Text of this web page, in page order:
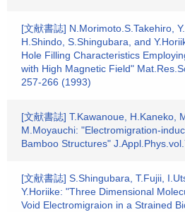
[文献書誌] N.Morimoto.S.Takehiro,
H.Shindo, S.Shingubara, and
Hole Filling Characteristics
with High Magnetic Field"
257-266 (1993)
[文献書誌] T.Kawanoue, H.Kaneko,
M.Moyauchi: "Electromigration-
Bamboo Structures"
[文献書誌] S.Shingubara, T.Fujii,
Y.Horiike: "Three Dimensional
Void Electromigraion in a Strained